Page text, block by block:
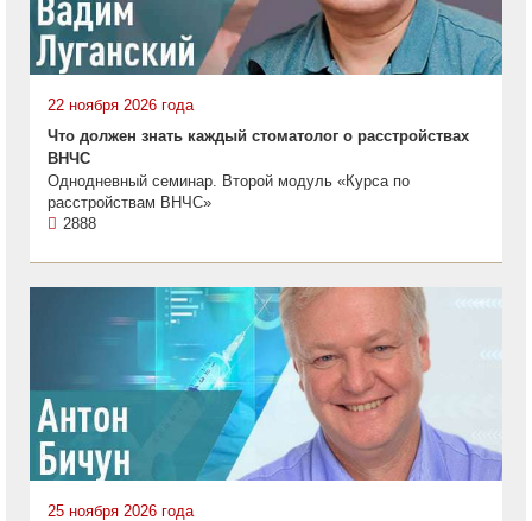
22 ноября 2026 года
Что должен знать каждый стоматолог о расстройствах
ВНЧС
Однодневный семинар. Второй модуль «Курса по
расстройствам ВНЧС»
2888
25 ноября 2026 года